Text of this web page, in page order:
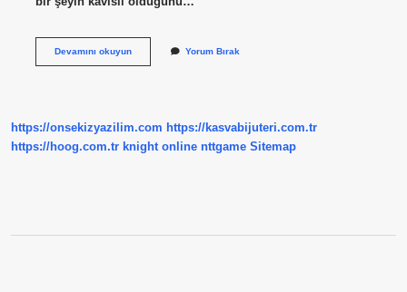
Devamını okuyunKonveks
Yorum Bırak
https://onsekizyazilim.com https://kasvabijuteri.com.tr
https://hoog.com.tr knight online nttgame Sitemap